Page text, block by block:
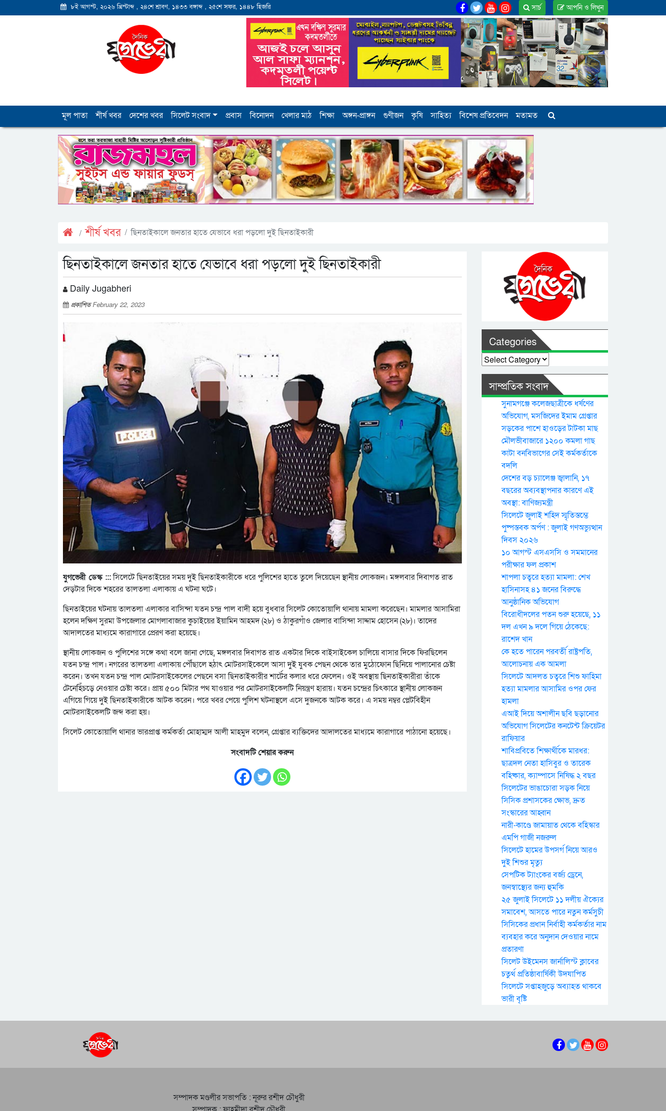
৮ই আগস্ট, ২০২৬ খ্রিস্টাব্দ , ২৪শে শ্রাবণ, ১৪৩৩ বঙ্গাব্দ , ২৫শে সফর, ১৪৪৮ হিজরি আপনি ও লিখুন
সার্চ
মূল পাতা শীর্ষ খবর দেশের খবর সিলেট সংবাদ প্রবাস বিনোদন খেলার মাঠ শিক্ষা অঙ্গন-প্রাঙ্গন গুণীজন কৃষি সাহিত্য বিশেষ প্রতিবেদন মতামত
শীর্ষ খবর ছিনতাইকালে জনতার হাতে যেভাবে ধরা পড়লো দুই ছিনতাইকারী
ছিনতাইকালে জনতার হাতে যেভাবে ধরা পড়লো দুই ছিনতাইকারী
Daily Jugabheri
প্রকাশিতFebruary 22, 2023
যুগভেরী ডেস্ক :::সিলেটে ছিনতাইয়ের সময় দুই ছিনতাইকারীকে ধরে পুলিশের হাতে তুলে দিয়েছেন স্থানীয় লোকজন। মঙ্গলবার দিবাগত রাত
দেড়টার দিকে শহরের তালতলা এলাকায় এ ঘটনা ঘটে।
ছিনতাইয়ের ঘটনায় তালতলা এলাকার বাসিন্দা যতন চন্দ্র পাল বাদী হয়ে বুধবার সিলেট কোতোয়ালি থানায় মামলা করেছেন। মামলার আসামিরা
হলেন দক্ষিণ সুরমা উপজেলার মোগলাবাজার কুচাইয়ের ইয়ামিন আহমদ (২৮) ও ঠাকুরগাঁও জেলার বাসিন্দা সাদ্দাম হোসেন (২৮)। তাদের
আদালতের মাধ্যমে কারাগারে প্রেরণ করা হয়েছে।
স্থানীয় লোকজন ও পুলিশের সঙ্গে কথা বলে জানা গেছে, মঙ্গলবার দিবাগত রাত একটার দিকে বাইসাইকেল চালিয়ে বাসার দিকে ফিরছিলেন
যতন চন্দ্র পাল। নগরের তালতলা এলাকায় পৌঁছালে হঠাৎ মোটরসাইকেলে আসা দুই যুবক পেছন থেকে তার মুঠোফোন ছিনিয়ে পালানোর চেষ্টা
করেন। তখন যতন চন্দ্র পাল মোটরসাইকেলের পেছনে বসা ছিনতাইকারীর শার্টের কলার ধরে ফেলেন। ওই অবস্থায় ছিনতাইকারীরা তাঁকে
টেনেহিঁচড়ে নেওয়ার চেষ্টা করে। প্রায় ৫০০ মিটার পথ যাওয়ার পর মোটরসাইকেলটি নিয়ন্ত্রণ হারায়। যতন চন্দ্রের চিৎকারে স্থানীয় লোকজন
এগিয়ে গিয়ে দুই ছিনতাইকারীকে আটক করেন। পরে খবর পেয়ে পুলিশ ঘটনাস্থলে এসে দুজনকে আটক করে। এ সময় নম্বর প্লেটবিহীন
মোটরসাইকেলটি জব্দ করা হয়।
সিলেট কোতোয়ালি থানার ভারপ্রাপ্ত কর্মকর্তা মোহাম্মদ আলী মাহমুদ বলেন, গ্রেপ্তার ব্যক্তিদের আদালতের মাধ্যমে কারাগারে পাঠানো হয়েছে।
সংবাদটি শেয়ার করুন
Categories
Categories
সাম্প্রতিক সংবাদ
সুনামগঞ্জে কলেজছাত্রীকে ধর্ষণের
অভিযোগ, মসজিদের ইমাম গ্রেপ্তার
সড়কের পাশে হাওড়ের টাটকা মাছ
মৌলভীবাজারে ১২০০ কমলা গাছ
কাটা বনবিভাগের সেই কর্মকর্তাকে
বদলি
দেশের বড় চ্যালেঞ্জ জ্বালানি, ১৭
বছরের অব্যবস্থাপনার কারণে এই
অবস্থা: বাণিজ্যমন্ত্রী
সিলেটে জুলাই শহিদ স্মৃতিস্তম্ভে
পুষ্পস্তবক অর্পণ : জুলাই গণঅভ্যুত্থান
দিবস ২০২৬
১০ আগস্ট এসএসসি ও সমমানের
পরীক্ষার ফল প্রকাশ
শাপলা চত্বরে হত্যা মামলা: শেখ
হাসিনাসহ ৪১ জনের বিরুদ্ধে
আনুষ্ঠানিক অভিযোগ
বিরোধীদলের পতন শুরু হয়েছে, ১১
দল এখন ৯ দলে গিয়ে ঠেকেছে:
রাশেদ খান
কে হতে পারেন পরবর্তী রাষ্ট্রপতি,
আলোচনায় এক আমলা
সিলেটে আদলত চত্বরে শিশু ফাহিমা
হত্যা মামলার আসামির ওপর ফের
হামলা
এআই দিয়ে অশালীন ছবি ছড়ানোর
অভিযোগ সিলেটের কনটেন্ট ক্রিয়েটর
রাফিয়ার
শাবিপ্রবিতে শিক্ষার্থীকে মারধর:
ছাত্রদল নেতা হাসিবুর ও তারেক
বহিষ্কার, ক্যাম্পাসে নিষিদ্ধ ২ বছর
সিলেটের ভাঙাচোরা সড়ক নিয়ে
সিসিক প্রশাসকের ক্ষোভ, দ্রুত
সংস্কারের আহ্বান
নারী-কাণ্ডে জামায়াত থেকে বহিস্কার
এমপি গাজী নজরুল
সিলেটে হামের উপসর্গ নিয়ে আরও
দুই শিশুর মৃত্যু
সেপটিক ট্যাংকের বর্জ্য ড্রেনে,
জনস্বাস্থ্যের জন্য হুমকি
২৫ জুলাই সিলেটে ১১ দলীয় ঐক্যের
সমাবেশ, আসতে পারে নতুন কর্মসুচী
সিসিকের প্রধান নির্বাহী কর্মকর্তার নাম
ব্যবহার করে অনুদান দেওয়ার নামে
প্রতারণা
সিলেট উইমেনস জার্নালিস্ট ক্লাবের
চতুর্থ প্রতিষ্ঠাবার্ষিকী উদযাপিত
সিলেটে সপ্তাহজুড়ে অব্যাহত থাকবে
ভারী বৃষ্টি
সম্পাদক মণ্ডলীর সভাপতি : নূরুর রশীদ চৌধুরী